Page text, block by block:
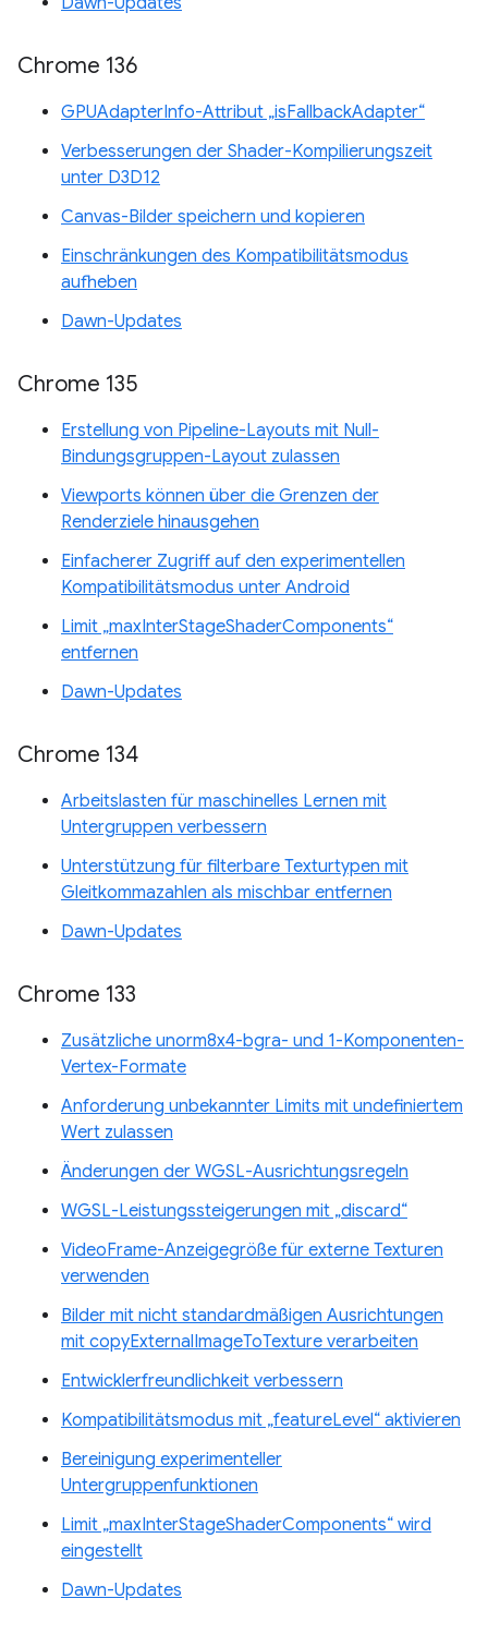
Chrome 136
GPUAdapterInfo-Attribut „isFallbackAdapter“
Verbesserungen der Shader-Kompilierungszeit
unter D3D12
Canvas-Bilder speichern und kopieren
Einschränkungen des Kompatibilitätsmodus
aufheben
Dawn-Updates
Chrome 135
Erstellung von Pipeline-Layouts mit Null-
Bindungsgruppen-Layout zulassen
Viewports können über die Grenzen der
Renderziele hinausgehen
Einfacherer Zugriff auf den experimentellen
Kompatibilitätsmodus unter Android
Limit „maxInterStageShaderComponents“
entfernen
Dawn-Updates
Chrome 134
Arbeitslasten für maschinelles Lernen mit
Untergruppen verbessern
Unterstützung für filterbare Texturtypen mit
Gleitkommazahlen als mischbar entfernen
Dawn-Updates
Chrome 133
Zusätzliche unorm8x4-bgra- und 1-Komponenten-
Vertex-Formate
Anforderung unbekannter Limits mit undefiniertem
Wert zulassen
Änderungen der WGSL-Ausrichtungsregeln
WGSL-Leistungssteigerungen mit „discard“
VideoFrame-Anzeigegröße für externe Texturen
verwenden
Bilder mit nicht standardmäßigen Ausrichtungen
mit copyExternalImageToTexture verarbeiten
Entwicklerfreundlichkeit verbessern
Kompatibilitätsmodus mit „featureLevel“ aktivieren
Bereinigung experimenteller
Untergruppenfunktionen
Limit „maxInterStageShaderComponents“ wird
eingestellt
Dawn-Updates